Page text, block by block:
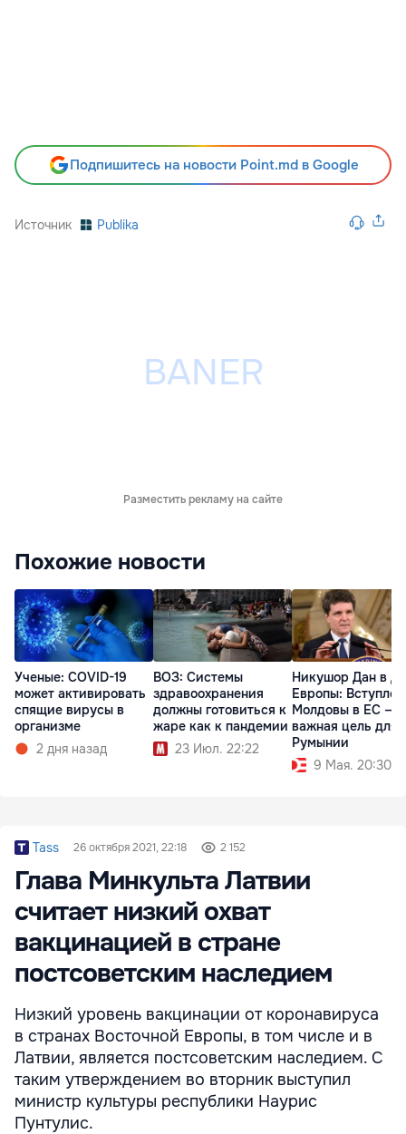
Подпишитесь на новости Point.md в Google
Источник Publika
Разместить рекламу на сайте
Похожие новости
Ученые: COVID-19
может активировать
спящие вирусы в
организме
2 дня назад
ВОЗ: Системы
здравоохранения
должны готовиться к
жаре как к пандемии
23 Июл. 22:22
Никушор Дан в
Европы:
Молдовы в ЕС —
важная цель для
Румынии
9 Мая. 20:30
Tass 26 октября 2021, 22:18 2 152
Глава Минкульта Латвии
считает низкий охват
вакцинацией в стране
постсоветским наследием
Низкий уровень вакцинации от коронавируса
в странах Восточной Европы, в том числе и в
Латвии, является постсоветским наследием. С
таким утверждением во вторник выступил
министр культуры республики Наурис
Пунтулис.